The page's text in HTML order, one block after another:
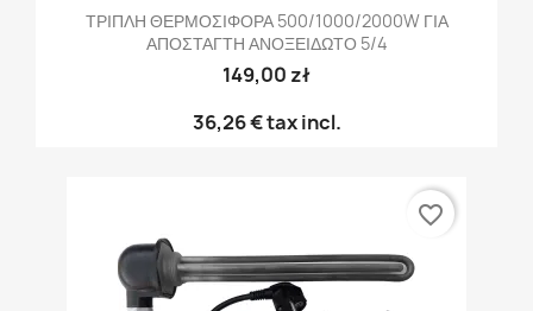
ΤΡΙΠΛΗ ΘΕΡΜΟΣΙΦΟΡΑ 500/1000/2000W ΓΙΑ
ΑΠΟΣΤΑΓΤΗ ΑΝΟΞΕΙΔΩΤΟ 5/4
149,00 zł
36,26 €tax incl.
favorite_border